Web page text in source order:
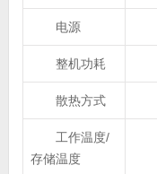
电源
整机功耗
散热方式
工作温度/
存储温度